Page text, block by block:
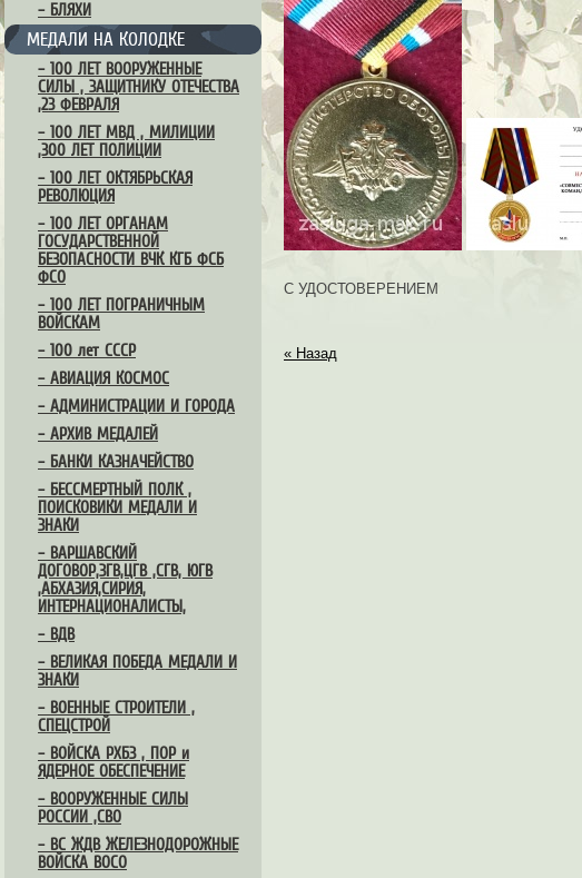
– БЛЯХИ
МЕДАЛИ НА КОЛОДКЕ
– 100 ЛЕТ ВООРУЖЕННЫЕ
СИЛЫ , ЗАЩИТНИКУ ОТЕЧЕСТВА
,23 ФЕВРАЛЯ
– 100 ЛЕТ МВД , МИЛИЦИИ
,300 ЛЕТ ПОЛИЦИИ
– 100 ЛЕТ ОКТЯБРЬСКАЯ
РЕВОЛЮЦИЯ
– 100 ЛЕТ ОРГАНАМ
ГОСУДАРСТВЕННОЙ
БЕЗОПАСНОСТИ ВЧК КГБ ФСБ
ФСО
– 100 ЛЕТ ПОГРАНИЧНЫМ
ВОЙСКАМ
– 100 лет СССР
– АВИАЦИЯ КОСМОС
– АДМИНИСТРАЦИИ И ГОРОДА
– АРХИВ МЕДАЛЕЙ
– БАНКИ КАЗНАЧЕЙСТВО
– БЕССМЕРТНЫЙ ПОЛК ,
ПОИСКОВИКИ МЕДАЛИ И
ЗНАКИ
– ВАРШАВСКИЙ
ДОГОВОР,ЗГВ,ЦГВ ,СГВ, ЮГВ
,АБХАЗИЯ,СИРИЯ,
ИНТЕРНАЦИОНАЛИСТЫ,
– ВДВ
– ВЕЛИКАЯ ПОБЕДА МЕДАЛИ И
ЗНАКИ
– ВОЕННЫЕ СТРОИТЕЛИ ,
СПЕЦСТРОЙ
– ВОЙСКА РХБЗ , ПОР и
ЯДЕРНОЕ ОБЕСПЕЧЕНИЕ
– ВООРУЖЕННЫЕ СИЛЫ
РОССИИ ,СВО
– ВС ЖДВ ЖЕЛЕЗНОДОРОЖНЫЕ
ВОЙСКА ВОСО
С УДОСТОВЕРЕНИЕМ
« Назад